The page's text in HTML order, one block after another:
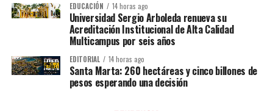
EDUCACIÓN 14 horas ago
Universidad Sergio Arboleda renueva su
Acreditación Institucional de Alta Calidad
Multicampus por seis años
EDITORIAL 14 horas ago
Santa Marta: 260 hectáreas y cinco billones de
pesos esperando una decisión